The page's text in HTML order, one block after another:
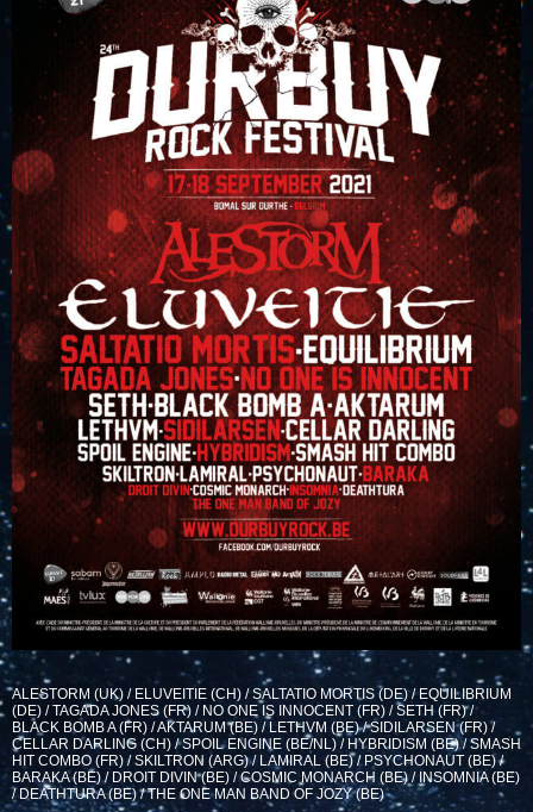
ALESTORM (UK) / ELUVEITIE (CH) / SALTATIO MORTIS (DE) / EQUILIBRIUM
(DE) / TAGADA JONES (FR) / NO ONE IS INNOCENT (FR) / SETH (FR) /
BLACK BOMB A (FR) / AKTARUM (BE) / LETHVM (BE) / SIDILARSEN (FR) /
CELLAR DARLING (CH) / SPOIL ENGINE (BE/NL) / HYBRIDISM (BE) / SMASH
HIT COMBO (FR) / SKILTRON (ARG) / LAMIRAL (BE) / PSYCHONAUT (BE) /
BARAKA (BE) / DROIT DIVIN (BE) / COSMIC MONARCH (BE) / INSOMNIA (BE)
/ DEATHTURA (BE) / THE ONE MAN BAND OF JOZY (BE)